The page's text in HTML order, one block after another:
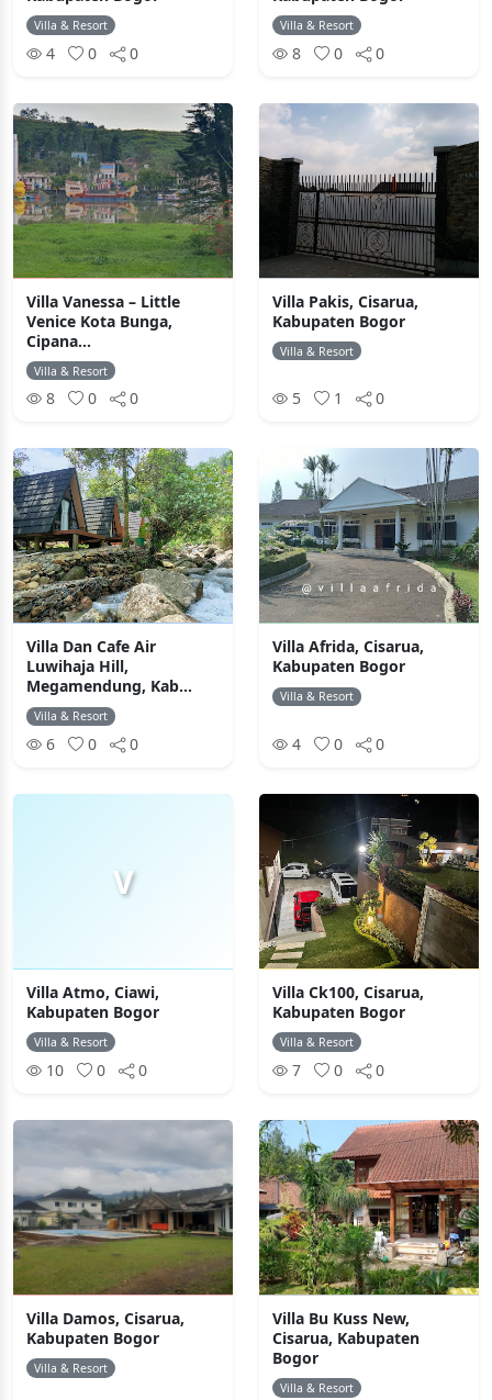
Villa & Resort
4 0 0
Villa & Resort
8 0 0
Villa Vanessa – Little
Venice Kota Bunga,
Cipana...
Villa & Resort
8 0 0
Villa Pakis, Cisarua,
Kabupaten Bogor
Villa & Resort
5 1 0
Villa Dan Cafe Air
Luwihaja Hill,
Megamendung, Kab...
Villa & Resort
6 0 0
Villa Afrida, Cisarua,
Kabupaten Bogor
Villa & Resort
4 0 0
V
Villa Atmo, Ciawi,
Kabupaten Bogor
Villa & Resort
10 0 0
Villa Ck100, Cisarua,
Kabupaten Bogor
Villa & Resort
7 0 0
Villa Damos, Cisarua,
Kabupaten Bogor
Villa & Resort
Villa Bu Kuss New,
Cisarua, Kabupaten
Bogor
Villa & Resort